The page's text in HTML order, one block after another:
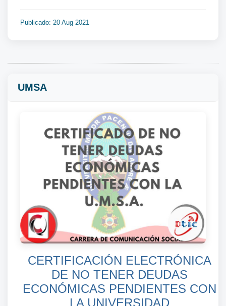
Publicado: 20 Aug 2021
UMSA
CERTIFICACIÓN ELECTRÓNICA
DE NO TENER DEUDAS
ECONÓMICAS PENDIENTES CON
LA UNIVERSIDAD